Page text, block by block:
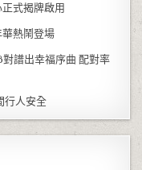
式揭牌啟用
熱鬧登場
譜出幸福序曲 配對率
行人安全